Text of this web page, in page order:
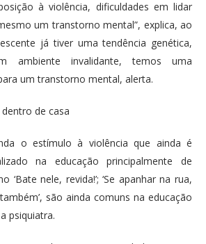
à violência, dificuldades em lidar
um transtorno mental”, explica, ao
já tiver uma tendência genética,
ambiente invalidante, temos uma
um transtorno mental, alerta.
de casa
o estímulo à violência que ainda é
na educação principalmente de
‘Bate nele, revida!’; ‘Se apanhar na rua,
são ainda comuns na educação
psiquiatra.